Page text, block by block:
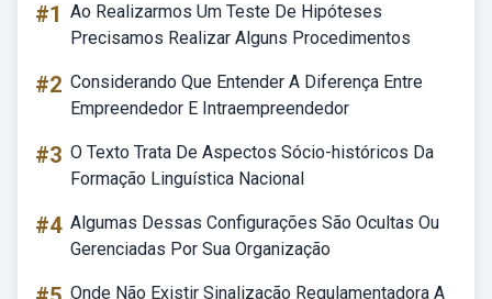
#1 Ao Realizarmos Um Teste De Hipóteses
Precisamos Realizar Alguns Procedimentos
#2 Considerando Que Entender A Diferença Entre
Empreendedor E Intraempreendedor
#3 O Texto Trata De Aspectos Sócio-históricos Da
Formação Linguística Nacional
#4 Algumas Dessas Configurações São Ocultas Ou
Gerenciadas Por Sua Organização
Onde Não Existir Sinalização Regulamentadora A